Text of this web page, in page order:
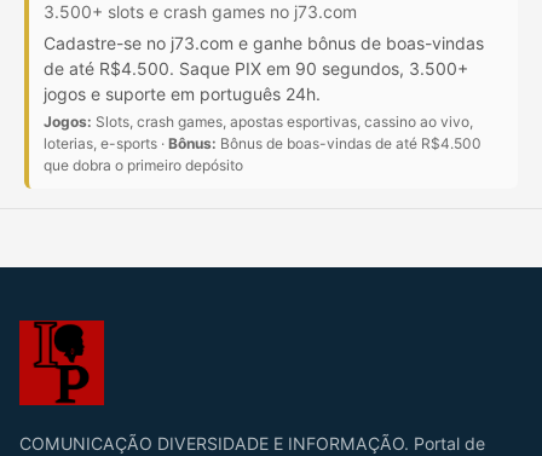
3.500+ slots e crash games no j73.com
Cadastre-se no j73.com e ganhe bônus de boas-vindas
de até R$4.500. Saque PIX em 90 segundos, 3.500+
jogos e suporte em português 24h.
Jogos: Slots, crash games, apostas esportivas, cassino ao vivo,
loterias, e-sports · Bônus: Bônus de boas-vindas de até R$4.500
que dobra o primeiro depósito
COMUNICAÇÃO DIVERSIDADE E INFORMAÇÃO. Portal de